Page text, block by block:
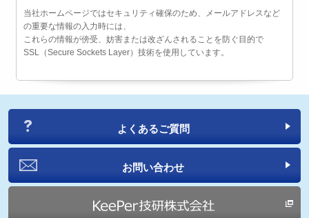
当社ホームページではセキュリティ確保のため、メールアドレスなど
の重要な情報の入力時には、
これらの情報が傍受、妨害または改ざんされることを防ぐ目的で
SSL（Secure Sockets Layer）技術を使用しています。
よくあるご質問
お問い合わせ